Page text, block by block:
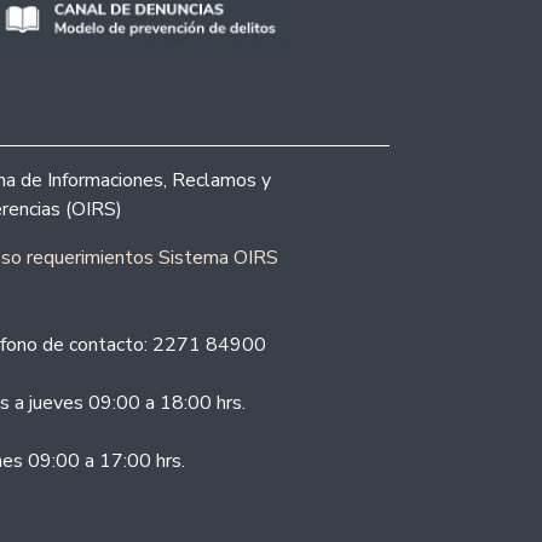
de Informaciones, Reclamos y
(OIRS)
requerimientos Sistema OIRS
de contacto: 2271 84900
a jueves 09:00 a 18:00 hrs.
09:00 a 17:00 hrs.